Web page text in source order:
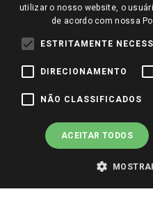
Perguntas frequentes
Identidade Visual
Redes Sociais
Pagamento e
utilizar o nosso website, o
de acordo com nossa
ESTRITAMENTE
DIRECIONAMENTO
NÃO CLASSIFICADOS
ACEITAR TODOS